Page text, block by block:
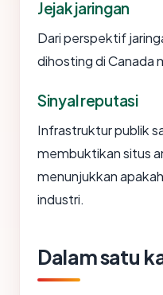
Jejak jaringan
Dari perspektif
dihosting di Canada
Sinyal reputasi
Infrastruktur publik
membuktikan situs
menunjukkan
industri.
Dalam satu